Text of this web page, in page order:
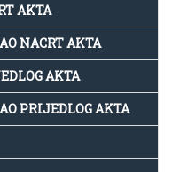
AKTA
NACRT AKTA
AKTA
PRIJEDLOG AKTA